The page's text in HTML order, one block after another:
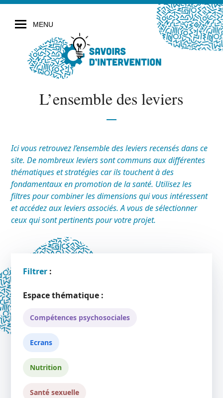
MENU
L’ensemble des leviers
Ici vous retrouvez l’ensemble des leviers recensés dans ce
site. De nombreux leviers sont communs aux différentes
thématiques et stratégies car ils touchent à des
fondamentaux en promotion de la santé. Utilisez les
filtres pour combiner les dimensions qui vous intéressent
et accédez aux leviers associés. A vous de sélectionner
ceux qui sont pertinents pour votre projet.
Filtrer :
Espace thématique :
Compétences psychosociales
Ecrans
Nutrition
Santé sexuelle